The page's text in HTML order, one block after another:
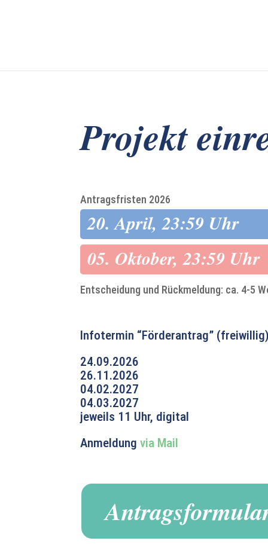
Projekt
Antragsfristen 2026
20. April, 23:59 Uhr
05. Oktober, 23:59 Uhr
Entscheidung und Rückmeldung: ca. 4-5
Infotermin “Förderantrag”
24.09.2026
26.11.2026
04.02.2027
04.03.2027
jeweils 11 Uhr, digital
Anmeldung via Mail